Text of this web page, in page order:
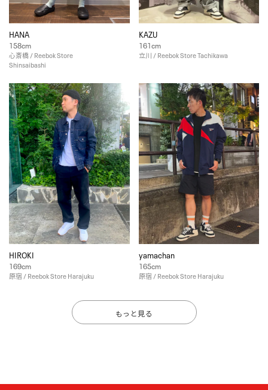
HANA
158cm
心斎橋 / Reebok Store
Shinsaibashi
KAZU
161cm
立川 / Reebok Store Tachikawa
HIROKI
169cm
原宿 / Reebok Store Harajuku
yamachan
165cm
原宿 / Reebok Store Harajuku
もっと見る